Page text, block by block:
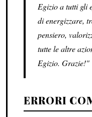
Egizio a tutti gli
di energizzare,
pensiero,
tutte le altre
Egizio. Grazie!"
ERRORI